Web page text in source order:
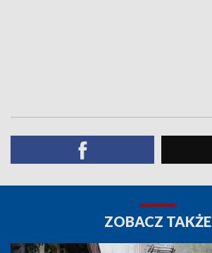
ZOBACZ TAKŻE